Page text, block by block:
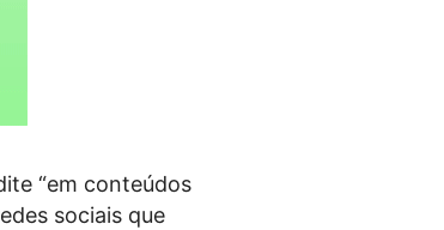
“em conteúdos
sociais que